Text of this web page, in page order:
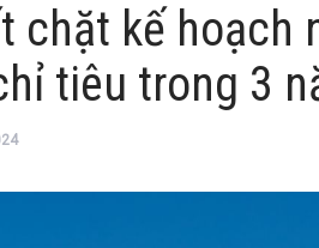
chặt kế hoạch
tiêu trong 3